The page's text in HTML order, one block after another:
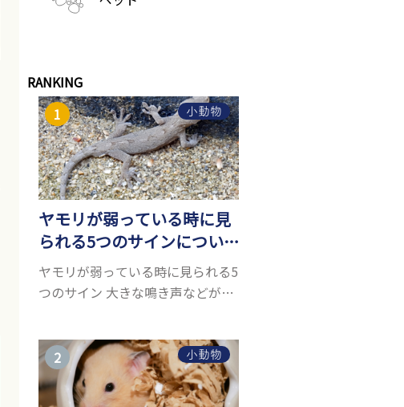
RANKING
小動物
ヤモリが弱っている時に見
られる5つのサインについ
て詳しくご紹介！
ヤモリが弱っている時に見られる5
つのサイン 大きな鳴き声などがな
して人気が高まっているヤモリを
お迎えしたいと思う人も多いので
はないでしょうか...
小動物